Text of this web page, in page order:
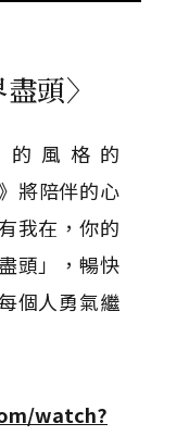
頭〉
的風格的
將陪伴的心
我在，你的
頭」，暢快
個人勇氣繼
watch?